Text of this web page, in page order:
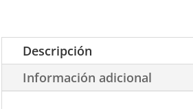
Descripción
Información adicional